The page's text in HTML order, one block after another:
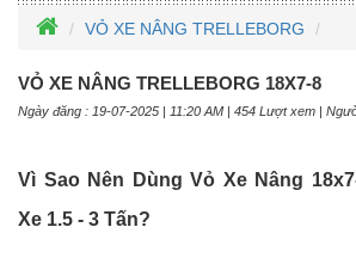
VỎ XE NÂNG TRELLEBORG
VỎ XE NÂNG TRELLEBORG 18X7-8
Ngày đăng : 19-07-2025 | 11:20 AM | 454 Lượt xem |
Vì Sao Nên Dùng Vỏ Xe Nâng
Xe 1.5 - 3 Tấn?